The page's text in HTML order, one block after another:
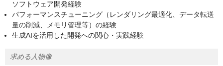
ソフトウェア開発経験
パフォーマンスチューニング（レンダリング最適化、データ転送
量の削減、メモリ管理等）の経験
生成AIを活用した開発への関心・実践経験
求める人物像